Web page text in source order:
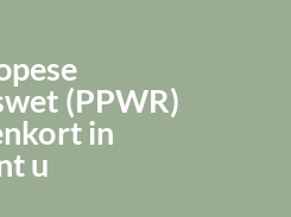
(PPWR)
in
u